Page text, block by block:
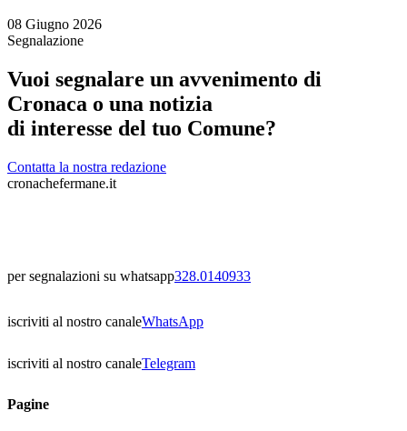
08 Giugno 2026
Segnalazione
Vuoi segnalare un avvenimento di
Cronaca o una notizia
di interesse del tuo Comune?
Contatta la nostra redazione
cronachefermane.it
per segnalazioni su whatsapp328.0140933
iscriviti al nostro canaleWhatsApp
iscriviti al nostro canaleTelegram
Pagine